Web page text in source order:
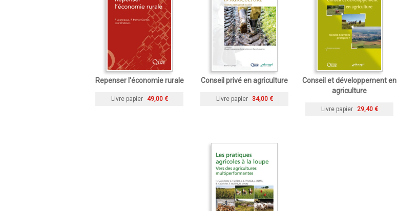
Repenser l'économie rurale
Livre papier 49,00 €
Conseil privé en agriculture
Livre papier 34,00 €
Conseil et développement en
agriculture
Livre papier 29,40 €